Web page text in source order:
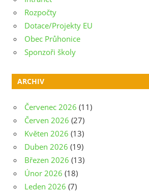
Rozpočty
Dotace/Projekty EU
Obec Průhonice
Sponzoři školy
ARCHIV
Červenec 2026 (11)
Červen 2026 (27)
Květen 2026 (13)
Duben 2026 (19)
Březen 2026 (13)
Únor 2026 (18)
Leden 2026 (7)